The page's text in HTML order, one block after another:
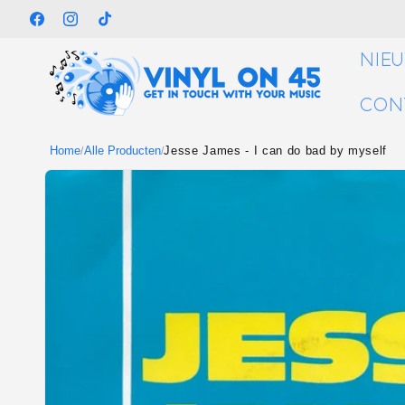
naar de
FacebookInstagram
TikTok
Home/Alle Producten/Jesse James - I can do bad by myself
Ga direct naar